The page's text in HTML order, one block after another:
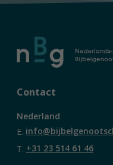
Contact
Nederland
E.
T. +31 23 514 61 46